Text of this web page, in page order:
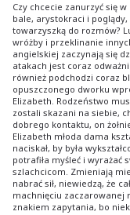
Czy chcecie zanurzyć się
bale, arystokraci i
towarzyszką do rozmów?
wróżby i przeklinanie
angielskiej zaczynają się
atakach jest coraz
również podchodzi coraz
opuszczonego dworku
Elizabeth. Rodzeństwo
zostali skazani na siebie,
dobrego kontaktu, on
Elizabeth młoda dama
naciskał, by była
potrafiła myśleć i wyrażać
szlachcicom. Zmieniają
nabrać sił, niewiedzą, że
machnięciu zaczarowanej
znakiem zapytania, bo